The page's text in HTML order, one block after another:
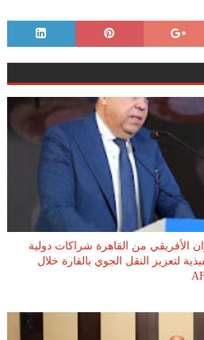
الأفريقي من القاهرة شراكات دولية
لتعزيز النقل الجوي بالقارة خلال